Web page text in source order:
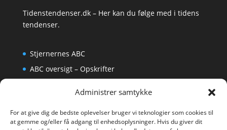
Administrer samtykke
For at give dig de bedste oplevelser bruger vi teknologier som cookies til
at gemme og/eller få adgang til enhedsoplysninger. Hvis du giver dit
Tidenstendenser.dk– Her kan du følge med i tidens
tendenser.
Stjernernes ABC
ABC oversigt – Opskrifter